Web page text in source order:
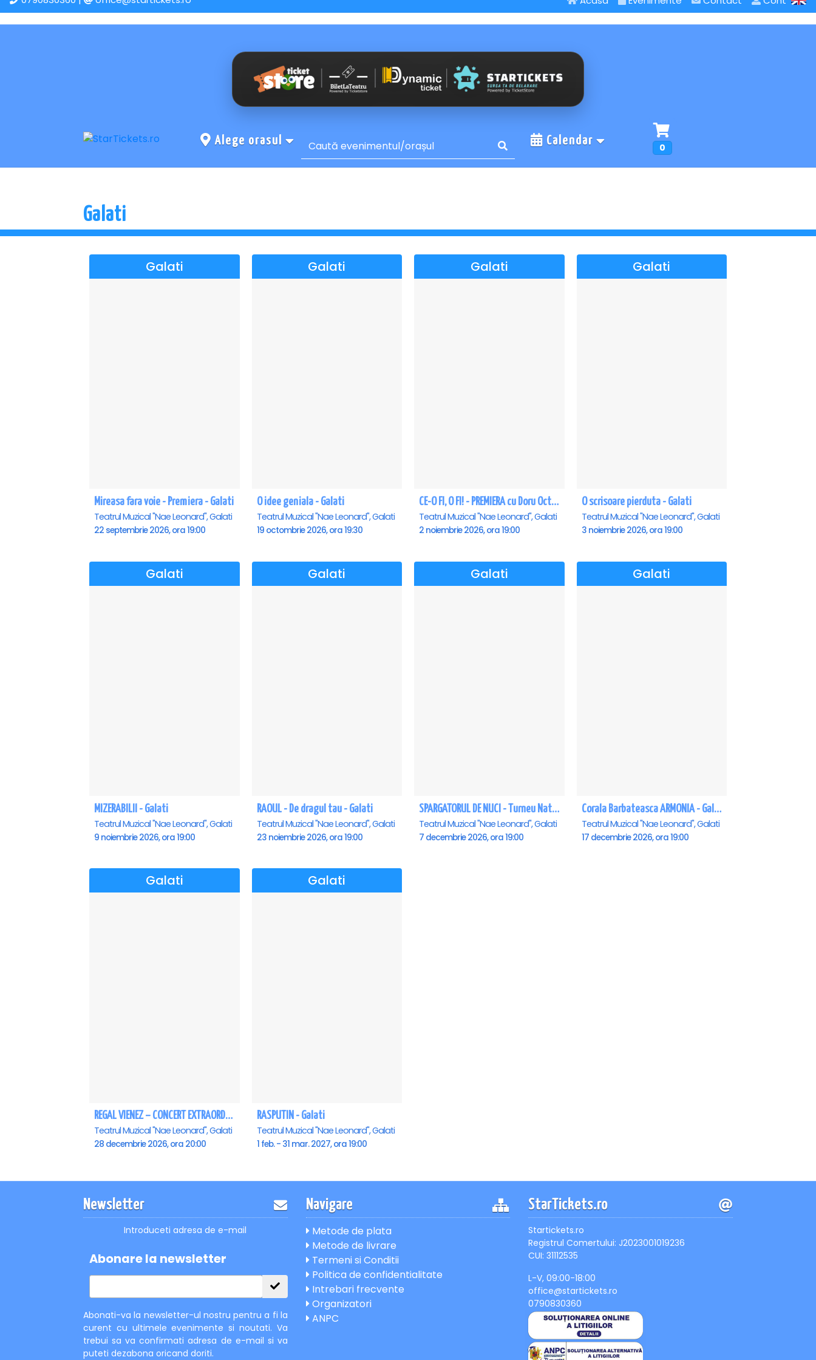
Alege orasul Calendar
0
Galati
Galati
Mireasa fara voie - Premiera - Galati
Teatrul Muzical "Nae Leonard", Galati
22 septembrie 2026, ora 19:00
Galati
O idee geniala - Galati
Teatrul Muzical "Nae Leonard", Galati
19 octombrie 2026, ora 19:30
Galati
CE-O FI, O FI! - PREMIERA cu Doru Octavian Dumitru - Galati
Teatrul Muzical "Nae Leonard", Galati
2 noiembrie 2026, ora 19:00
Galati
O scrisoare pierduta - Galati
Teatrul Muzical "Nae Leonard", Galati
3 noiembrie 2026, ora 19:00
Galati
MIZERABILII - Galati
Teatrul Muzical "Nae Leonard", Galati
9 noiembrie 2026, ora 19:00
Galati
RAOUL - De dragul tau - Galati
Teatrul Muzical "Nae Leonard", Galati
23 noiembrie 2026, ora 19:00
Galati
SPARGATORUL DE NUCI - Turneu National - Galati
Teatrul Muzical "Nae Leonard", Galati
7 decembrie 2026, ora 19:00
Galati
Corala Barbateasca ARMONIA - Galati
Teatrul Muzical "Nae Leonard", Galati
17 decembrie 2026, ora 19:00
Galati
REGAL VIENEZ – CONCERT EXTRAORDINAR DE CRACIUN - Galati
Teatrul Muzical "Nae Leonard", Galati
28 decembrie 2026, ora 20:00
Galati
RASPUTIN - Galati
Teatrul Muzical "Nae Leonard", Galati
1 feb. - 31 mar. 2027, ora 19:00
Newsletter
Introduceti adresa de e-mail
Abonare la newsletter
Abonati-va la newsletter-ul nostru pentru a fi la
curent cu ultimele evenimente si noutati. Va
trebui sa va confirmati adresa de e-mail si va
puteti dezabona oricand doriti.
Navigare
Metode de plata
Metode de livrare
Termeni si Conditii
Politica de confidentialitate
Intrebari frecvente
Organizatori
ANPC
StarTickets.ro
Startickets.ro
Registrul Comertului: J2023001019236
CUI: 31112535
L-V, 09:00-18:00
office@startickets.ro
0790830360